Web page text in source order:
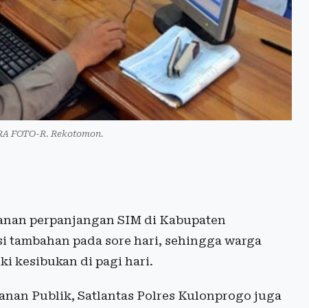
FOTO-R. Rekotomon.
perpanjangan SIM di Kabupaten
pada sore hari, sehingga warga
kesibukan di pagi hari.
Publik, Satlantas Polres Kulonprogo juga